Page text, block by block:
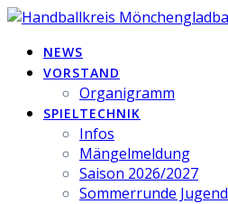
Zum
springen
NEWS
VORSTAND
Organigramm
SPIELTECHNIK
Infos
Mängelmeldung
Saison 2026/2027
Sommerrunde Jugend